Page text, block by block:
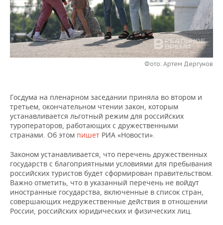
НЕФТЕХИМИЯ
НЕФТЬ
ОПК
РОЗНИЧНАЯ ТОРГОВЛЯ
ТРАНСПОРТ
НОВОСТИ ТЕХНОЛОГИЙ
IT
МЕРОПРИЯТИЯ
НОВОСТИ МЕРОПРИЯТИЙ
ONLINE-КОНФЕРЕНЦИИ
ОТКРЫТАЯ ЛЕКЦИЯ
СПОРТ
ХОККЕЙ
БАСКЕТБОЛ
ВОЛЕЙБОЛ
КИБЕРСПОРТ
ФИГУРНОЕ КАТАНИЕ
ВЛАСТЬ
ИНФРАСТРУКТУРА
ИСТОРИЯ
КУЛЬТУРА
МЕДИЦИНА
СЮЖЕТЫ
СПРАВОЧНИК
СПИСОК ПЕРСОН
СПИСОК КОМПАНИЙ
ПОЛНАЯ ВЕРСИЯ
Фото: Артем Дергунов
Госдума на пленарном заседании приняла во втором и
третьем, окончательном чтении закон, которым
устанавливается льготный режим для российских
туроператоров, работающих с дружественными
странами. Об этом пишет РИА «Новости».
Законом устанавливается, что перечень дружественных
государств с благоприятными условиями для пребывания
российских туристов будет сформирован правительством.
Важно отметить, что в указанный перечень не войдут
иностранные государства, включенные в список стран,
совершающих недружественные действия в отношении
России, российских юридических и физических лиц.